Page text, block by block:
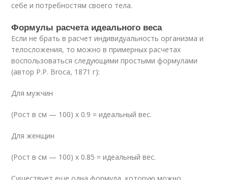
себе и потребностям своего тела.
Формулы расчета идеального веса
Если не брать в расчет индивидуальность организма и
телосложения, то можно в примерных расчетах
воспользоваться следующими простыми формулами
(автор P.P. Broca, 1871 г):
Для мужчин
(Рост в см — 100) х 0.9 = идеальный вес.
Для женщин
(Рост в см — 100) х 0.85 = идеальный вес.